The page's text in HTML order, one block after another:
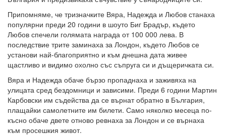
Припомняме, че тризначките Вяра, Надежда и Любов станаха
популярни преди 20 години в шоуто Биг Брадър, където
Любов спечели голямата награда от 100 000 лева. В
последствие трите заминаха за Лондон, където Любов се
установи най-благоприятно и към днешна дата живее
щастливо и видимо охолно със съпруга си и дъщеричката си.
Вяра и Надежда обаче бързо пропаднаха и заживяха на
улицата сред бездомници и зависими. Преди 6 години Мартин
Карбовски им съдейства да се върнат обратно в България,
плащайки самолетните им билети. Само няколко месеца по-
късно обаче двете отново ревнаха за Лондон и се върнаха
към просешкия живот.